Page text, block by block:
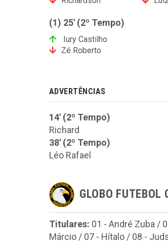
(1) 25' (2º Tempo)
Iury Castilho
Zé Roberto
ADVERTÊNCIAS
14' (2º Tempo)
Richard
38' (2º Tempo)
Léo Rafael
GLOBO FUTEBOL
Titulares: 01 - André Zuba /
Márcio / 07 - Hítalo / 08 -